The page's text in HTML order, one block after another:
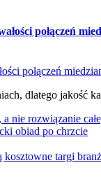
połączeń
dlatego jakość
nie rozwiązanie
obiad po chrzcie
targi